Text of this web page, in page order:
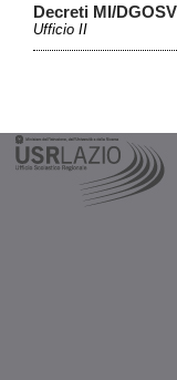
Decreti MI/
Ufficio II